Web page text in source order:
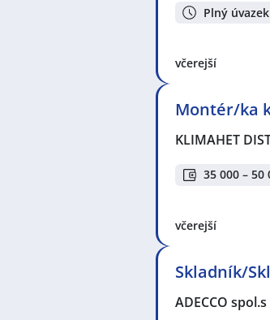
Plný úvazek
včerejší
Montér/ka
KLIMAHET
35 000 – 50
včerejší
Skladník/
ADECCO